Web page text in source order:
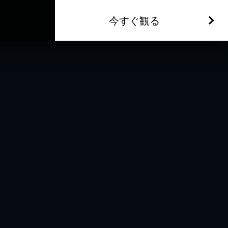
今すぐ観る